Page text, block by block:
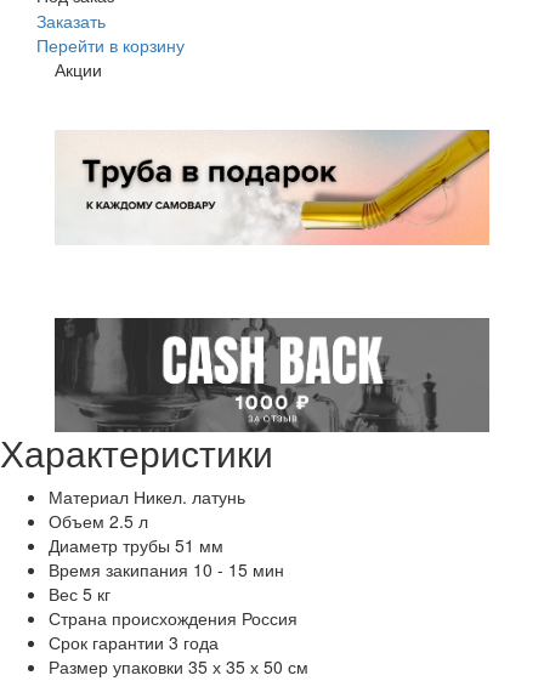
Заказать
Перейти в корзину
Акции
Характеристики
Материал Никел. латунь
Объем 2.5 л
Диаметр трубы 51 мм
Время закипания 10 - 15 мин
Вес 5 кг
Страна происхождения Россия
Срок гарантии 3 года
Размер упаковки 35 х 35 х 50 см